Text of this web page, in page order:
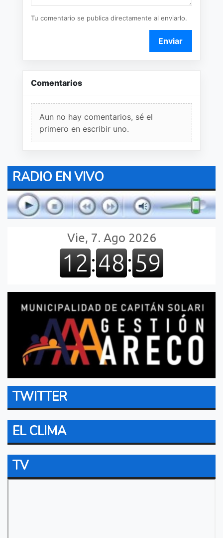
Tu comentario se publica directamente al enviarlo.
Enviar
Comentarios
Aun no hay comentarios, sé el
primero en escribir uno.
RADIO EN VIVO
TWITTER
EL CLIMA
TV